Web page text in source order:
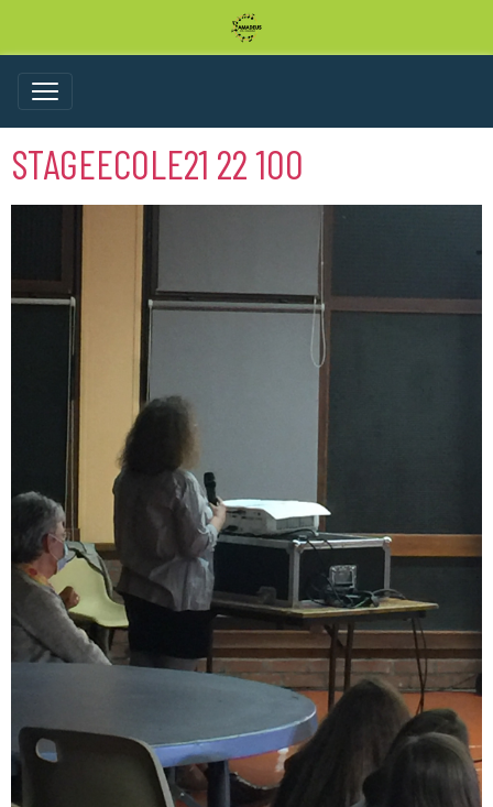
STAGEECOLE21 22 100